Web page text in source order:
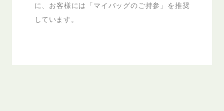
に、お客様には「マイバッグのご持参」を推奨
しています。